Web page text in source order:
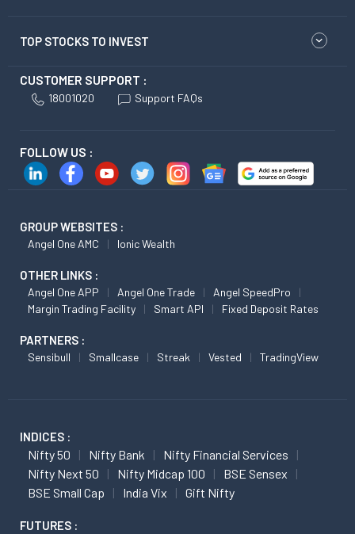
TOP STOCKS TO INVEST
CUSTOMER SUPPORT :
18001020 Support FAQs
FOLLOW US :
GROUP WEBSITES :
Angel One AMC Ionic Wealth
OTHER LINKS :
Angel One APP Angel One Trade
Angel SpeedPro
Margin Trading Facility
Smart API Fixed Deposit Rates
PARTNERS :
Sensibull Smallcase Streak Vested TradingView
INDICES :
Nifty 50 Nifty Bank
Nifty Financial Services
Nifty Next 50
Nifty Midcap 100
BSE Sensex
BSE Small Cap
India Vix Gift Nifty
FUTURES :